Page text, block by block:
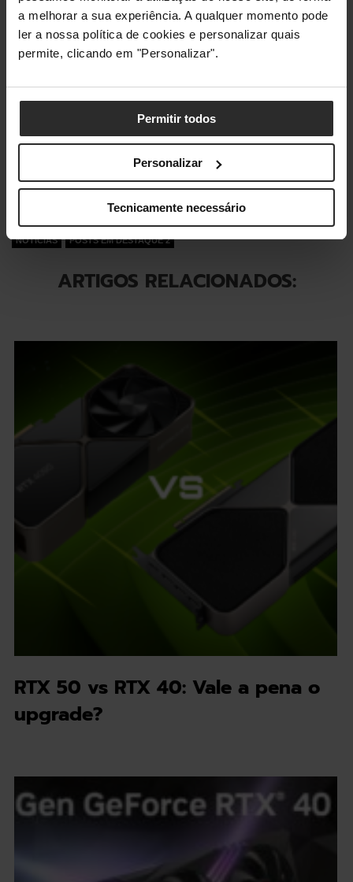
a melhorar a sua experiência. A qualquer momento pode
ler a nossa política de cookies e personalizar quais
permite, clicando em "Personalizar".
Permitir todos
Personalizar
Tecnicamente necessário
Fica com uma para Ti
2 min read
NOTÍCIAS POSTS EM DESTAQUE 2
ARTIGOS RELACIONADOS:
RTX 50 vs RTX 40: Vale a pena o
upgrade?